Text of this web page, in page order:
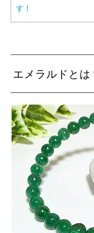
す！
エメラルドとは